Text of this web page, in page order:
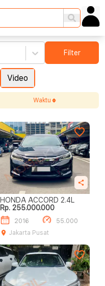
Video
Filter
Waktu
HONDA ACCORD 2.4L
Rp. 255.000.000
2016
55.000
Jakarta Pusat